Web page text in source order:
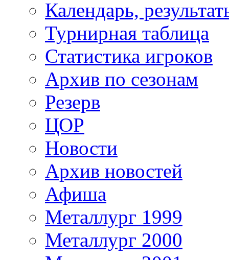
Календарь,
Турнирная таблица
Статистика игроков
Архив по сезонам
Резерв
ЦОР
Новости
Архив новостей
Афиша
Металлург 1999
Металлург 2000